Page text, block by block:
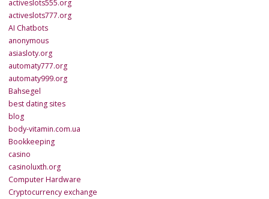
activeslots555.org
activeslots777.org
AI Chatbots
anonymous
asiasloty.org
automaty777.org
automaty999.org
Bahsegel
best dating sites
blog
body-vitamin.com.ua
Bookkeeping
casino
casinoluxth.org
Computer Hardware
Cryptocurrency exchange